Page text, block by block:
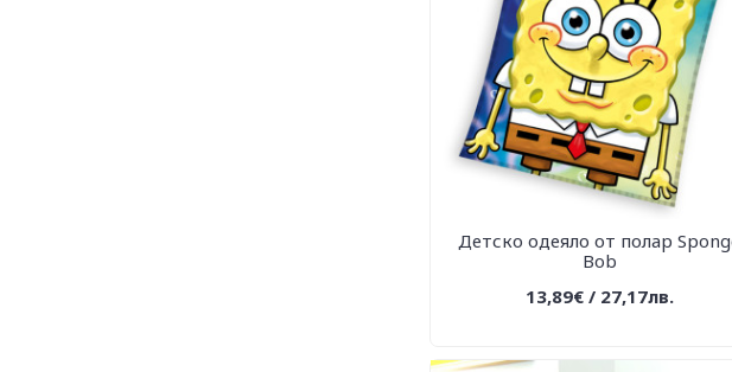
Детско одеяло от полар
Bob
13,89€ / 27,17лв.